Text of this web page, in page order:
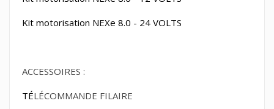
Kit motorisation NEXe 8.0 - 24 VOLTS
ACCESSOIRES :
TÉLÉCOMMANDE FILAIRE